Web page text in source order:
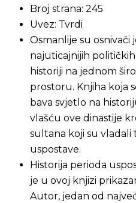
Broj strana: 245
Uvez: Tvrdi
Osmanlije su
najuticajnijih
historiji na jednom
prostoru. Knjiha koja
bava svjetlo na
vlašću ove dinastije
sultana koji su
uspostave.
Historija perioda
je u ovoj knjizi
Autor, jedan od